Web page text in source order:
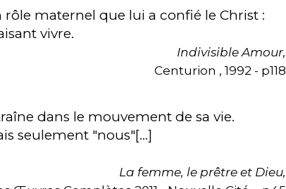
rôle maternel que lui a confié le Christ :
vivre.
Indivisible Amour,
Centurion , 1992 - p118
dans le mouvement de sa vie.
seulement "nous"[...]
La femme, le prêtre et Dieu,